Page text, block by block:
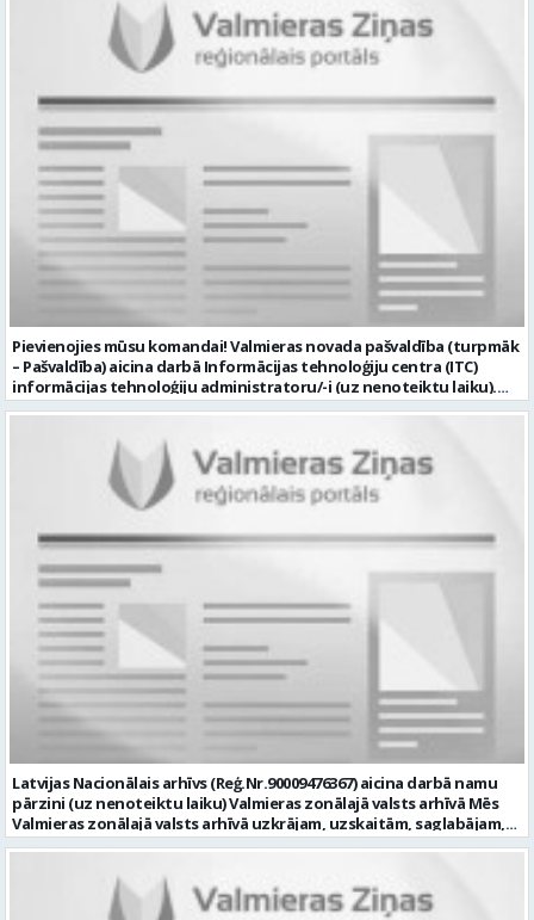
Pievienojies mūsu komandai! Valmieras novada pašvaldība (turpmāk
– Pašvaldība) aicina darbā Informācijas tehnoloģiju centra (ITC)
informācijas tehnoloģiju administratoru/-i (uz nenoteiktu laiku).
Darba vieta: Rūjienas un Naukšēnu apvienību teritorijās Ja Tev ir
(turpmāk – IKT) saistīto problēmu pieteikumu pārvaldību un
operatīvu risināšanu; nodrošināt datortehnikas lietotāju atbalstu
un ar to saistīto problēmsituāciju risināšanu; uzstādīt, konfigurēt,
diagnosticēt un modernizēt Pašvaldības iestāžu datortehniku,
datortīklus un programmatūru, novērst kļūmes to darbībā;
kontrolēt ārējo pakalpojumu sniedzēju darbu izpildi Pašvaldības
iestādēs infrastruktūras uzturēšanā; sagatavot priekšlikumus par
IKT nomaiņu un efektīvāku izmantošanu; un ja Tev ir: vismaz vidējā
profesionālā izglītība informācijas tehnoloģiju jomā; darba
pieredze (ar informācijas tehnoloģijām saistītā jomā); izpratne par
datortehnikas un biroja tehnikas uzbūvi un problēmu risināšanas
secību; izpratne par datortīkla uzbūvi, tīkla iekārtu darbības
principiem; valsts valodas prasmes atbilstoši Valsts valodas likuma
prasībām; kompetences: ļoti labas organizatoriskās un saskarsmes
spējas, argumentācijas prasme; prasme patstāvīgi pieņemt
lēmumus; analītiskās spējas; augsta atbildības sajūta; precizitāte;
spēja strādāt individuāli un komandā; pašiniciatīva un spēja meklēt
un piedāvāt jaunus risinājumus; mēs piedāvājam: dinamisku,
interesantu un atbildīgu darbu un ideju īstenošanas iespējas uz
attīstību vērstā Pašvaldībā; pamatalgu pārbaudes laikā 1258,- EUR
pirms nodokļu nomaksas, pēc pārbaudes laika 1310,- EUR pirms
nodokļu nomaksas; iespēju saņemt atvaļinājuma pabalstu darba un
dzīves līdzsvaram par labu darba sniegumu; darba devēja
līdzfinansētu veselības apdrošināšanu pēc pārbaudes laika beigām,
Latvijas Nacionālais arhīvs (Reģ.Nr.90009476367) aicina darbā namu
pārzini (uz nenoteiktu laiku) Valmieras zonālajā valsts arhīvā Mēs
Valmieras zonālajā valsts arhīvā uzkrājam, uzskaitām, saglabājam,
darām pieejamu un popularizējam nacionālo dokumentāro
Valkas, Smiltenes un Limbažu novadi. Aicinām savai komandai
pievienoties čaklu, rūpīgu un atbildīgu kolēģi namu pārziņa amatā,